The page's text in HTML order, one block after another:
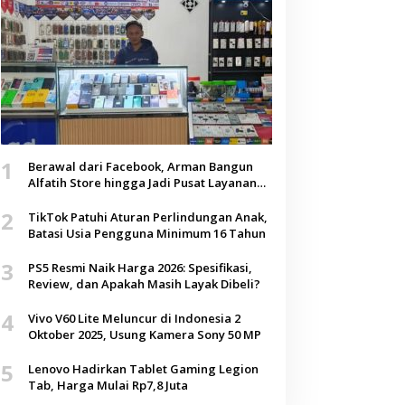
1
Berawal dari Facebook, Arman Bangun
Alfatih Store hingga Jadi Pusat Layanan
2
TikTok Patuhi Aturan Perlindungan Anak,
Batasi Usia Pengguna Minimum 16 Tahun
3
PS5 Resmi Naik Harga 2026: Spesifikasi,
Review, dan Apakah Masih Layak Dibeli?
4
Vivo V60 Lite Meluncur di Indonesia 2
Oktober 2025, Usung Kamera Sony 50 MP
5
Lenovo Hadirkan Tablet Gaming Legion
Tab, Harga Mulai Rp7,8 Juta